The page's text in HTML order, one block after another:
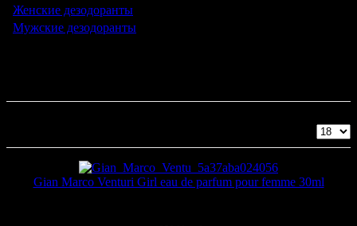
Женские дезодоранты
Мужские дезодоранты
Gian Marco Venturi Girl eau de parfum pour femme 30ml